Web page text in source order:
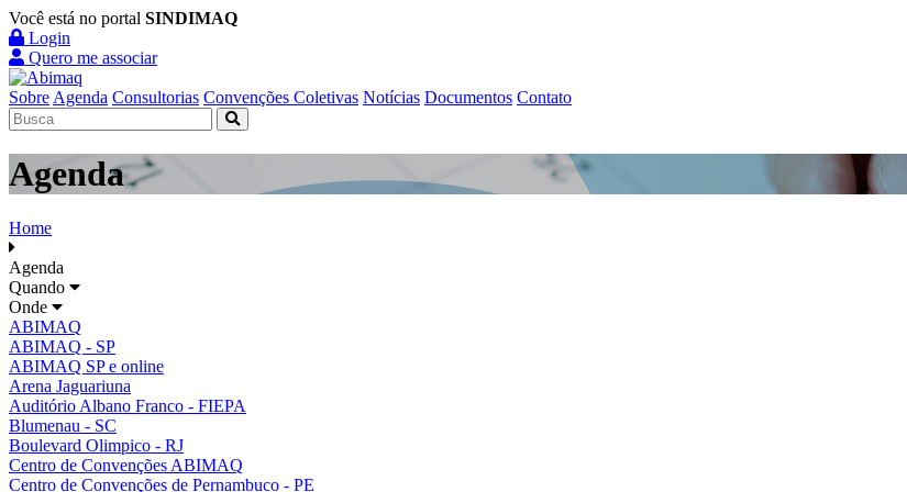
Você está no portal SINDIMAQ
Login
Quero me associar
Sobre Agenda Consultorias Convenções Coletivas Notícias Documentos Contato
Agenda
Home
Agenda
Quando
Onde
ABIMAQ
ABIMAQ - SP
ABIMAQ SP e online
Arena Jaguariuna
Auditório Albano Franco - FIEPA
Blumenau - SC
Boulevard Olimpico - RJ
Centro de Convenções ABIMAQ
Centro de Convenções de Pernambuco - PE